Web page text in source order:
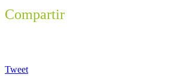
Compartir
Tweet